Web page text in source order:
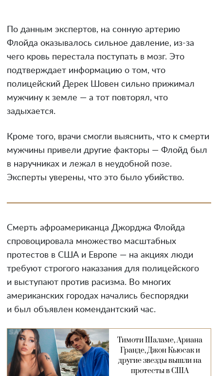
По данным экспертов, на сонную артерию
Флойда оказывалось сильное давление, из-за
чего кровь перестала поступать в мозг. Это
подтверждает информацию о том, что
полицейский Дерек Шовен сильно прижимал
мужчину к земле — а тот повторял, что
задыхается.
Кроме того, врачи смогли выяснить, что к смерти
мужчины привели другие факторы — Флойд был
в наручниках и лежал в неудобной позе.
Эксперты уверены, что это было убийство.
Смерть афроамериканца Джорджа Флойда
спровоцировала множество масштабных
протестов в США и Европе — на акциях люди
требуют строгого наказания для полицейского
и выступают против расизма. Во многих
американских городах начались беспорядки
и был объявлен комендантский час.
Тимоти Шаламе, Ариана
Гранде, Джон Кьюсак и
другие звезды вышли на
протесты в США